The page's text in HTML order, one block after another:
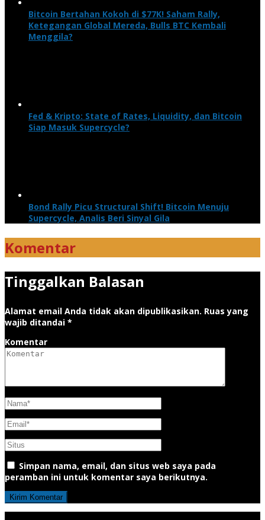
Bitcoin Bertahan Kokoh di $77K! Saham Rally,
Ketegangan Global Mereda, Bulls BTC Kembali
Menggila?
Fed & Kripto: State of Rates, Liquidity, dan Bitcoin
Siap Masuk Supercycle?
Bond Rally Picu Structural Shift! Bitcoin Menuju
Supercycle, Analis Beri Sinyal Gila
Komentar
Tinggalkan Balasan
Alamat email Anda tidak akan dipublikasikan. Ruas yang
wajib ditandai *
Komentar
Simpan nama, email, dan situs web saya pada
peramban ini untuk komentar saya berikutnya.